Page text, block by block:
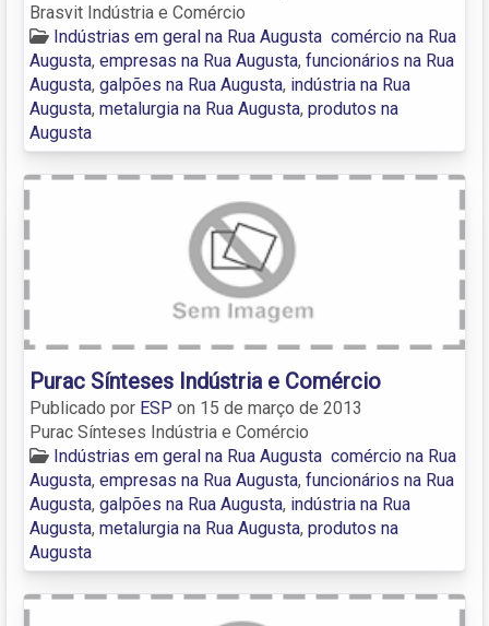
Brasvit Indústria e Comércio
Indústrias em geral na Rua Augusta comércio na Rua
Augusta, empresas na Rua Augusta, funcionários na Rua
Augusta, galpões na Rua Augusta, indústria na Rua
Augusta, metalurgia na Rua Augusta, produtos na
Augusta
Purac Sínteses Indústria e Comércio
Publicado por ESP on 15 de março de 2013
Purac Sínteses Indústria e Comércio
Indústrias em geral na Rua Augusta comércio na Rua
Augusta, empresas na Rua Augusta, funcionários na Rua
Augusta, galpões na Rua Augusta, indústria na Rua
Augusta, metalurgia na Rua Augusta, produtos na
Augusta